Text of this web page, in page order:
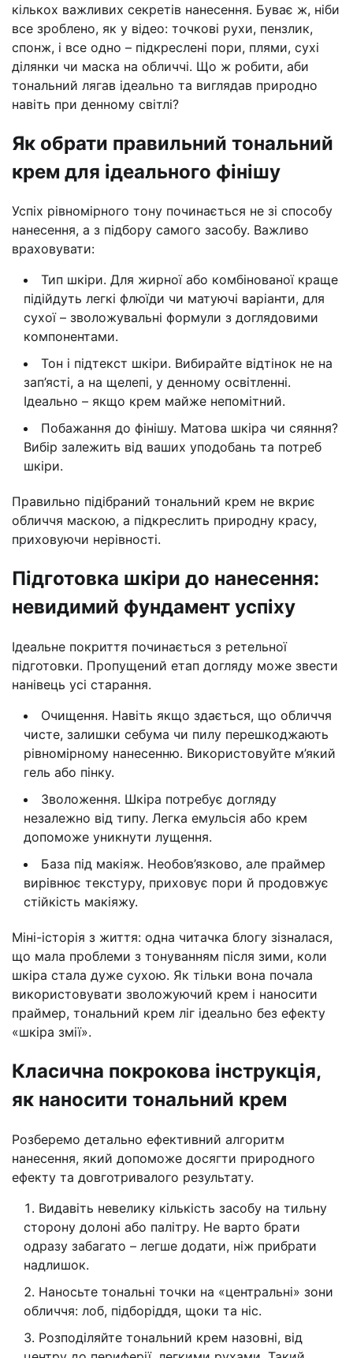
кількох важливих секретів нанесення. Буває ж, ніби
все зроблено, як у відео: точкові рухи, пензлик,
спонж, і все одно – підкреслені пори, плями, сухі
ділянки чи маска на обличчі. Що ж робити, аби
тональний лягав ідеально та виглядав природно
навіть при денному світлі?
Як обрати правильний тональний
крем для ідеального фінішу
Успіх рівномірного тону починається не зі способу
нанесення, а з підбору самого засобу. Важливо
враховувати:
Тип шкіри. Для жирної або комбінованої краще
підійдуть легкі флюїди чи матуючі варіанти, для
сухої – зволожувальні формули з доглядовими
компонентами.
Тон і підтекст шкіри. Вибирайте відтінок не на
зап’ясті, а на щелепі, у денному освітленні.
Ідеально – якщо крем майже непомітний.
Побажання до фінішу. Матова шкіра чи сяяння?
Вибір залежить від ваших уподобань та потреб
шкіри.
Правильно підібраний тональний крем не вкриє
обличчя маскою, а підкреслить природну красу,
приховуючи нерівності.
Підготовка шкіри до нанесення:
невидимий фундамент успіху
Ідеальне покриття починається з ретельної
підготовки. Пропущений етап догляду може звести
нанівець усі старання.
Очищення. Навіть якщо здається, що обличчя
чисте, залишки себума чи пилу перешкоджають
рівномірному нанесенню. Використовуйте м’який
гель або пінку.
Зволоження. Шкіра потребує догляду
незалежно від типу. Легка емульсія або крем
допоможе уникнути лущення.
База під макіяж. Необов’язково, але праймер
вирівнює текстуру, приховує пори й продовжує
стійкість макіяжу.
Міні-історія з життя: одна читачка блогу зізналася,
що мала проблеми з тонуванням після зими, коли
шкіра стала дуже сухою. Як тільки вона почала
використовувати зволожуючий крем і наносити
праймер, тональний крем ліг ідеально без ефекту
«шкіра змії».
Класична покрокова інструкція,
як наносити тональний крем
Розберемо детально ефективний алгоритм
нанесення, який допоможе досягти природного
ефекту та довготривалого результату.
Видавіть невелику кількість засобу на тильну
сторону долоні або палітру. Не варто брати
одразу забагато – легше додати, ніж прибрати
надлишок.
Наносьте тональні точки на «центральні» зони
обличчя: лоб, підборіддя, щоки та ніс.
Розподіляйте тональний крем назовні, від